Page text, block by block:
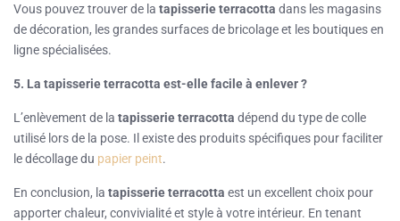
Vous pouvez trouver de la tapisserie terracotta dans les magasins
de décoration, les grandes surfaces de bricolage et les boutiques en
ligne spécialisées.
5. La tapisserie terracotta est-elle facile à enlever ?
L’enlèvement de la tapisserie terracotta dépend du type de colle
utilisé lors de la pose. Il existe des produits spécifiques pour faciliter
le décollage du papier peint.
En conclusion, la tapisserie terracotta est un excellent choix pour
apporter chaleur, convivialité et style à votre intérieur. En tenant